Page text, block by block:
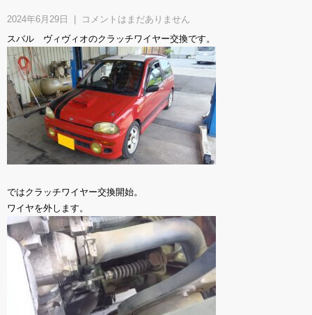
2024年6月29日
コメントはまだありません
スバル ヴィヴィオのクラッチワイヤー交換です。
ではクラッチワイヤー交換開始。
ワイヤを外します。